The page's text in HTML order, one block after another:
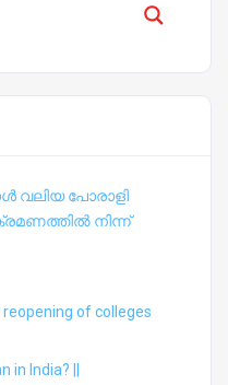
വലിയ പോരാളി
നിന്ന്
of colleges
in India? ||